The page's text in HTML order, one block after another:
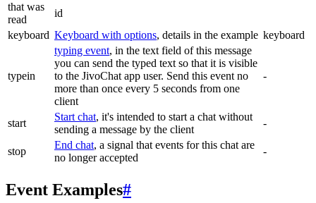
that was
read
id
keyboard Keyboard with options, details in the example keyboard
typein
typing event, in the text field of this message
you can send the typed text so that it is visible
to the JivoChat app user. Send this event no
more than once every 5 seconds from one
client
-
start
Start chat, it's intended to start a chat without
sending a message by the client
-
stop
End chat, a signal that events for this chat are
no longer accepted
-
Event Examples#